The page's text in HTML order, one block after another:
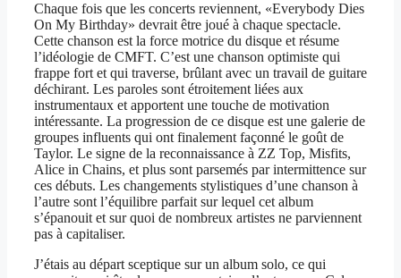
Chaque fois que les concerts reviennent, «Everybody Dies
On My Birthday» devrait être joué à chaque spectacle.
Cette chanson est la force motrice du disque et résume
l’idéologie de CMFT. C’est une chanson optimiste qui
frappe fort et qui traverse, brûlant avec un travail de guitare
déchirant. Les paroles sont étroitement liées aux
instrumentaux et apportent une touche de motivation
intéressante. La progression de ce disque est une galerie de
groupes influents qui ont finalement façonné le goût de
Taylor. Le signe de la reconnaissance à ZZ Top, Misfits,
Alice in Chains, et plus sont parsemés par intermittence sur
ces débuts. Les changements stylistiques d’une chanson à
l’autre sont l’équilibre parfait sur lequel cet album
s’épanouit et sur quoi de nombreux artistes ne parviennent
pas à capitaliser.
J’étais au départ sceptique sur un album solo, ce qui